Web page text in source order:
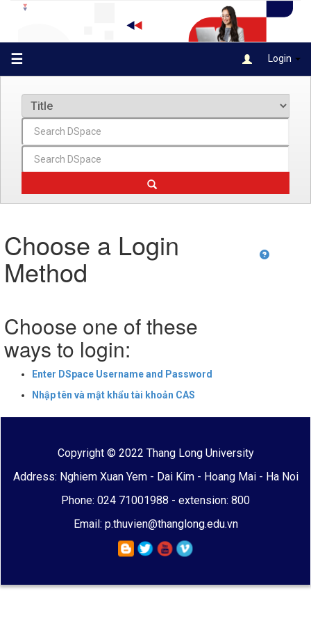
☰ Login
Choose a Login
Method
Choose one of these
ways to login:
Enter DSpace Username and Password
Nhập tên và mật khẩu tài khoản CAS
Copyright © 2022 Thang Long University
Address: Nghiem Xuan Yem - Dai Kim - Hoang Mai - Ha Noi
Phone: 024 71001988 - extension: 800
Email: p.thuvien@thanglong.edu.vn